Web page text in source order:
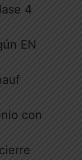
4
EN
con